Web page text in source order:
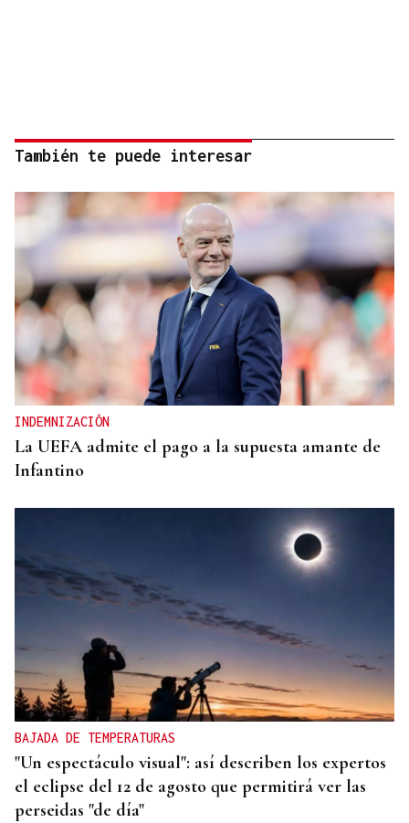
También te puede interesar
INDEMNIZACIÓN
La UEFA admite el pago a la supuesta amante de
Infantino
BAJADA DE TEMPERATURAS
"Un espectáculo visual": así describen los expertos
el eclipse del 12 de agosto que permitirá ver las
perseidas "de día"